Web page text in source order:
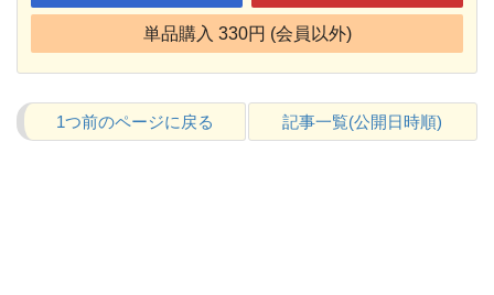
単品購入 330円 (会員以外)
1つ前のページに戻る 記事一覧(公開日時順)